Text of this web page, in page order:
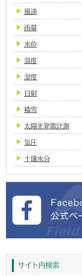
風速
雨量
水位
温度
湿度
日射
積雪
太陽光発電計測
気圧
土壌水分
サイト内検索